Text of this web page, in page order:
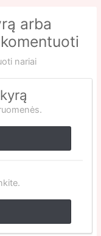
arba
nariai